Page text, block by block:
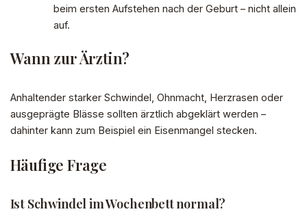
beim ersten Aufstehen nach der Geburt – nicht allein
auf.
Wann zur Ärztin?
Anhaltender starker Schwindel, Ohnmacht, Herzrasen oder
ausgeprägte Blässe sollten ärztlich abgeklärt werden –
dahinter kann zum Beispiel ein Eisenmangel stecken.
Häufige Frage
Ist Schwindel im Wochenbett normal?